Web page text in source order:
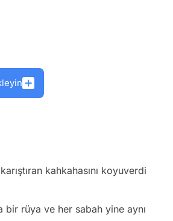
kahkahasını koyuverdi
rüya ve her sabah yine aynı